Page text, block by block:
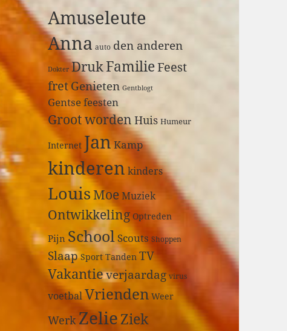
r
:
Amuseleute
Anna auto den anderen
Dokter DrukFamilieFeest
fretGenieten Gentblogt
Gentse feesten
Groot worden Huis Humeur
Internet JanKamp
kinderen kinders
LouisMoeMuziek
Ontwikkeling Optreden
Pijn SchoolScouts Shoppen
Slaap Sport Tanden TV
Vakantieverjaardag virus
voetbalVrienden Weer
Werk ZelieZiek